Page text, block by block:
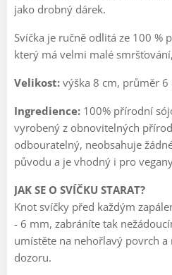
jako drobný dárek.
Svíčka je ručně odlitá ze 100 %
který má velmi malé
Velikost: výška 8 cm, průměr 6
Ingredience: 100% přírodní
vyrobený z obnovitelných
odbouratelný, neobsahuje
původu a je vhodný i pro
JAK SE O SVÍČKU STARAT?
Knot svíčky před každým
- 6 mm, zabráníte tak
umístěte na nehořlavý povrch a
dozoru.